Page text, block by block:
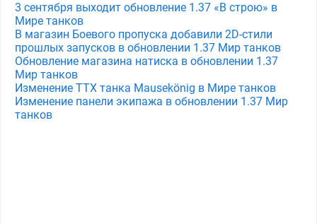
3 сентября выходит обновление 1.37 «В строю» в
Мире танков
В магазин Боевого пропуска добавили 2D-стили
прошлых запусков в обновлении 1.37 Мир танков
Обновление магазина натиска в обновлении 1.37
Мир танков
Изменение ТТХ танка Mausekönig в Мире танков
Изменение панели экипажа в обновлении 1.37 Мир
танков